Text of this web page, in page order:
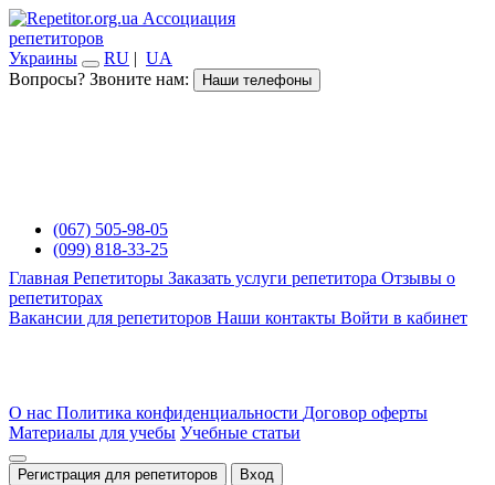
Ассоциация
репетиторов
Украины
RU | UA
Вопросы? Звоните нам:
Наши телефоны
(067) 505-98-05
(099) 818-33-25
Главная Репетиторы Заказать услуги репетитора Отзывы о
репетиторах
Вакансии для репетиторов Наши контакты Войти в кабинет
О нас Политика конфиденциальности Договор оферты
Материалы для учебы Учебные статьи
Регистрация для репетиторов Вход